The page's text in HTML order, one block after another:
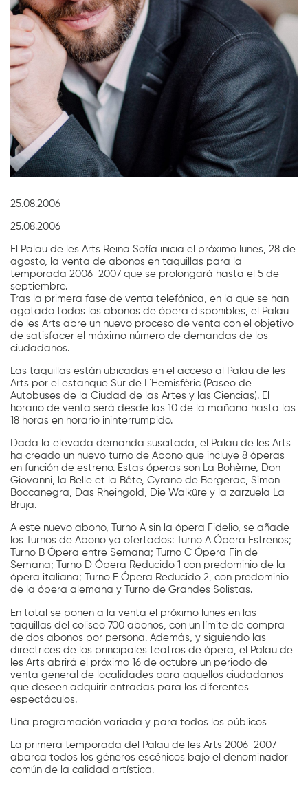
25.08.2006
25.08.2006
El Palau de les Arts Reina Sofía inicia el próximo lunes, 28 de
agosto, la venta de abonos en taquillas para la
temporada 2006-2007 que se prolongará hasta el 5 de
septiembre.
Tras la primera fase de venta telefónica, en la que se han
agotado todos los abonos de ópera disponibles, el Palau
de les Arts abre un nuevo proceso de venta con el objetivo
de satisfacer el máximo número de demandas de los
ciudadanos.
Las taquillas están ubicadas en el acceso al Palau de les
Arts por el estanque Sur de L´Hemisfèric (Paseo de
Autobuses de la Ciudad de las Artes y las Ciencias). El
horario de venta será desde las 10 de la mañana hasta las
18 horas en horario ininterrumpido.
Dada la elevada demanda suscitada, el Palau de les Arts
ha creado un nuevo turno de Abono que incluye 8 óperas
en función de estreno. Estas óperas son La Bohème, Don
Giovanni, la Belle et la Bête, Cyrano de Bergerac, Simon
Boccanegra, Das Rheingold, Die Walküre y la zarzuela La
Bruja.
A este nuevo abono, Turno A sin la ópera Fidelio, se añade
los Turnos de Abono ya ofertados: Turno A Ópera Estrenos;
Turno B Ópera entre Semana; Turno C Ópera Fin de
Semana; Turno D Ópera Reducido 1 con predominio de la
ópera italiana; Turno E Ópera Reducido 2, con predominio
de la ópera alemana y Turno de Grandes Solistas.
En total se ponen a la venta el próximo lunes en las
taquillas del coliseo 700 abonos, con un límite de compra
de dos abonos por persona. Además, y siguiendo las
directrices de los principales teatros de ópera, el Palau de
les Arts abrirá el próximo 16 de octubre un periodo de
venta general de localidades para aquellos ciudadanos
que deseen adquirir entradas para los diferentes
espectáculos.
Una programación variada y para todos los públicos
La primera temporada del Palau de les Arts 2006-2007
abarca todos los géneros escénicos bajo el denominador
común de la calidad artística.